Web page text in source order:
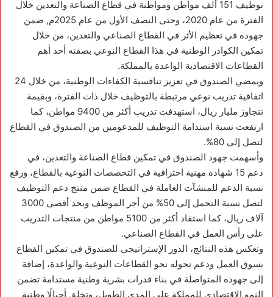
توظيف 151 ألف مواطن ومواطنة في قطاع الصناعة والتعدين خلال
الفترة من عام 2020، وحتى النصف الأول من عام 2025م, ضمن
جهوده في تعظيم الأثر في القطاع الصناعي والتعدين، من خلال
تمكين الكوادر الوطنية في هذا القطاع النوعي بصفته أحد أهم
القطاعات الاقتصادية الواعدة بالمملكة.
ويمضي الصندوق في تعزيز تنافسية الكفاءات الوطنية، من خلال 24
اتفاقية تدريب نوعي مرتبطة بالتوظيف خلال ذات الفترة، وبقيمة
تتجاوز مليار ريال، استهدفت تدريب أكثر من 9400 مواطن، كما
ارتفعت نسبة استدامة التوظيف للمدعومين من الصندوق في القطاع
لتصل إلى 80%.
وأسهمت جهود الصندوق في تمكين قطاع الصناعة والتعدين، في
دعم 15 شهادة مهنية احترافية في التخصصات النوعية بالقطاع، ورفع
نسبة الدعم للمنشآت العاملة في القطاع ضمن منتج دعم التوظيف
لتصل نسبة التحمل إلى 50% من أجر الموظف وبحد أقصى 3000
آلاف ريال، كما استفاد أكثر من 5100 مواطن من منتجات التدريب
على رأس العمل في القطاع الصناعي.
وتعكس هذه النتائج، الدور الإستراتيجي للصندوق في تمكين القطاع
بسوق العمل ودعم تحوله نحو القطاعات النوعية والواعدة، إضافة
إلى جهوده المتواصلة في بناء قدرات بشرية وطنية مستدامة تضمن
النمو الاقتصادي للمملكة على المدى الطويل، وتخلق أجيالًا وطنية